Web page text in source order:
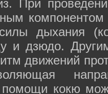
При
компонентом
дыхания
и дзюдо.
движений
помощи кокю